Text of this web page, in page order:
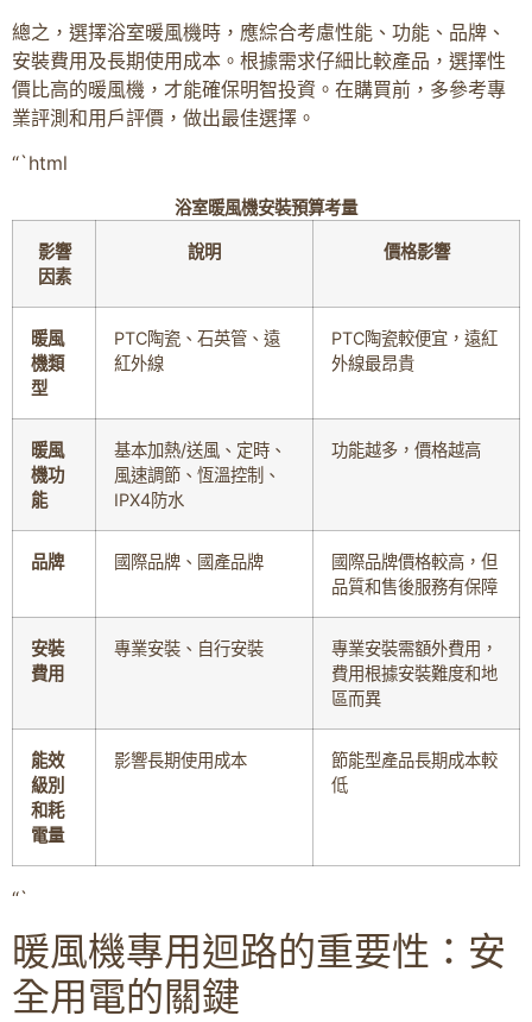
總之，選擇浴室暖風機時，應綜合考慮性能、功能、品牌、
安裝費用及長期使用成本。根據需求仔細比較產品，選擇性
價比高的暖風機，才能確保明智投資。在購買前，多參考專
業評測和用戶評價，做出最佳選擇。
“`html
浴室暖風機安裝預算考量
影響
因素
說明 價格影響
暖風
機類
型
PTC陶瓷、石英管、遠
紅外線
PTC陶瓷較便宜，遠紅
外線最昂貴
暖風
機功
能
基本加熱/送風、定時、
風速調節、恆溫控制、
IPX4防水
功能越多，價格越高
品牌 國際品牌、國產品牌
國際品牌價格較高，但
品質和售後服務有保障
安裝
費用
專業安裝、自行安裝
專業安裝需額外費用，
費用根據安裝難度和地
區而異
能效
級別
和耗
電量
影響長期使用成本
節能型產品長期成本較
低
“`
暖風機專用迴路的重要性：安
全用電的關鍵